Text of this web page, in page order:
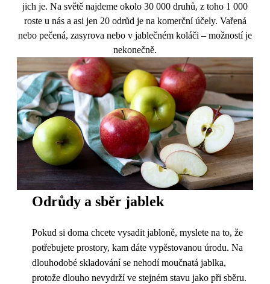
jich je. Na světě najdeme okolo 30 000 druhů, z toho 1 000
roste u nás a asi jen 20 odrůd je na komerční účely. Vařená
nebo pečená, zasyrova nebo v jablečném koláči – možností je
nekonečně.
Odrůdy a sběr jablek
Pokud si doma chcete vysadit jabloně, myslete na to, že
potřebujete prostory, kam dáte vypěstovanou úrodu. Na
dlouhodobé skladování se nehodí moučnatá jablka,
protože dlouho nevydrží ve stejném stavu jako při sběru.